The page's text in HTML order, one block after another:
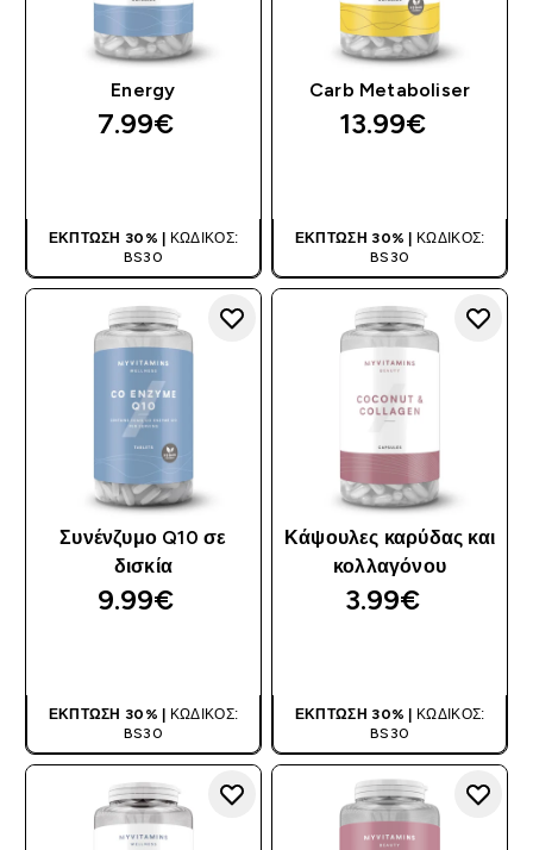
Energy
7.99€‎
ΈΚΠΤΩΣΗ 30% |
ΚΩΔΙΚΌΣ:
BS30
Carb Metaboliser
13.99€‎
ΈΚΠΤΩΣΗ 30% |
ΚΩΔΙΚΌΣ:
BS30
Συνένζυμο Q10 σε
δισκία
9.99€‎
ΈΚΠΤΩΣΗ 30% |
ΚΩΔΙΚΌΣ:
BS30
Κάψουλες καρύδας και
κολλαγόνου
3.99€‎
ΈΚΠΤΩΣΗ 30% |
ΚΩΔΙΚΌΣ:
BS30